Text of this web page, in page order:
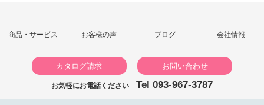
商品・サービス お客様の声 ブログ 会社情報
カタログ請求 お問い合わせ
お気軽にお電話ください Tel 093-967-3787